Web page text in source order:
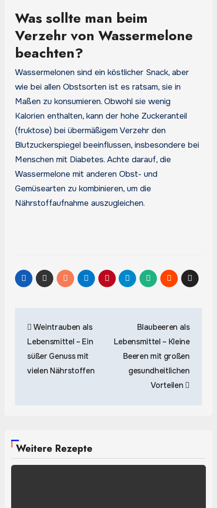
Was sollte man beim
Verzehr von Wassermelone
beachten?
Wassermelonen sind ein köstlicher Snack, aber
wie bei allen Obstsorten ist es ratsam, sie in
Maßen zu konsumieren. Obwohl sie wenig
Kalorien enthalten, kann der hohe Zuckeranteil
(fruktose) bei übermäßigem Verzehr den
Blutzuckerspiegel beeinflussen, insbesondere bei
Menschen mit Diabetes. Achte darauf, die
Wassermelone mit anderen Obst- und
Gemüsearten zu kombinieren, um die
Nährstoffaufnahme auszugleichen.
Weintrauben als
Lebensmittel – Ein
süßer Genuss mit
vielen Nährstoffen
Blaubeeren als
Lebensmittel – Kleine
Beeren mit großen
gesundheitlichen
Vorteilen
Weitere Rezepte